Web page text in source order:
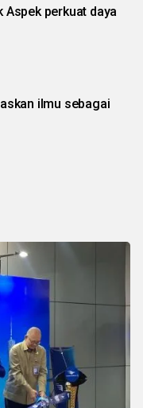
Aspek perkuat daya
ilmu sebagai